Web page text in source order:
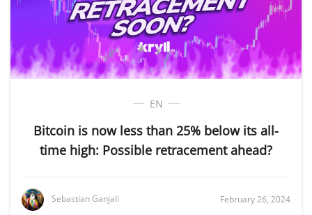
EN
Bitcoin is now less than 25% below its all-
time high: Possible retracement ahead?
Sebastian Ganjali February 26, 2024